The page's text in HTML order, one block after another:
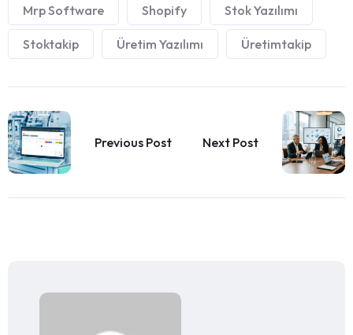
Mrp Software Shopify Stok Yazılımı
Stoktakip Üretim Yazılımı Üretimtakip
Previous Post Next Post